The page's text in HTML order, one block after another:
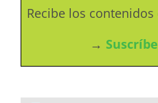
Recibe los
→